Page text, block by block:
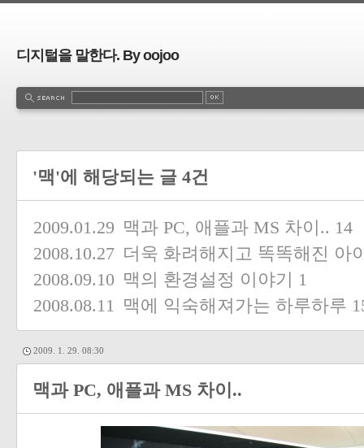
디지털을 말한다. By oojoo
'맥'에 해당되는 글 4건
2009.01.29 맥과 PC, 애플과 MS 차이.. 14
2008.10.27 더욱 화려해지고 똑똑해진 아
2008.09.10 맥의 환경설정 이야기
1
2008.08.11 맥에 익숙해져가는 하루하루
2009. 1. 29. 08:30
맥과 PC, 애플과 MS 차이..